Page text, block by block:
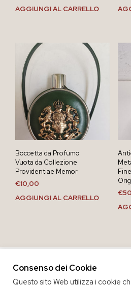
AGGIUNGI AL CARRELLO
Boccetta da Profumo
Vuota da Collezione
Providentiae Memor
€10,00
AGGIUNGI AL CARRELLO
€
Consenso dei Cookie
Questo sito Web utilizza i cookie